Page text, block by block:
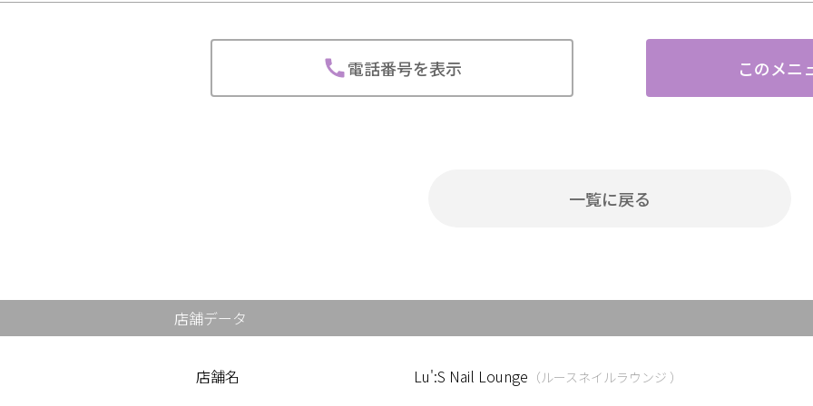
電話番号を表示 このメニ
一覧に戻る
店舗データ
店舗名 Lu':S Nail Lounge （ルースネイルラウンジ ）